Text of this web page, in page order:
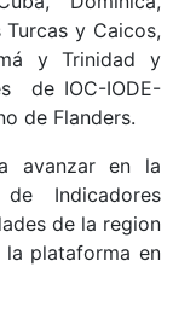
Turcas y Caicos,
y Trinidad y
de IOC-IODE-
de Flanders.
avanzar en la
Indicadores
de la region
plataforma en